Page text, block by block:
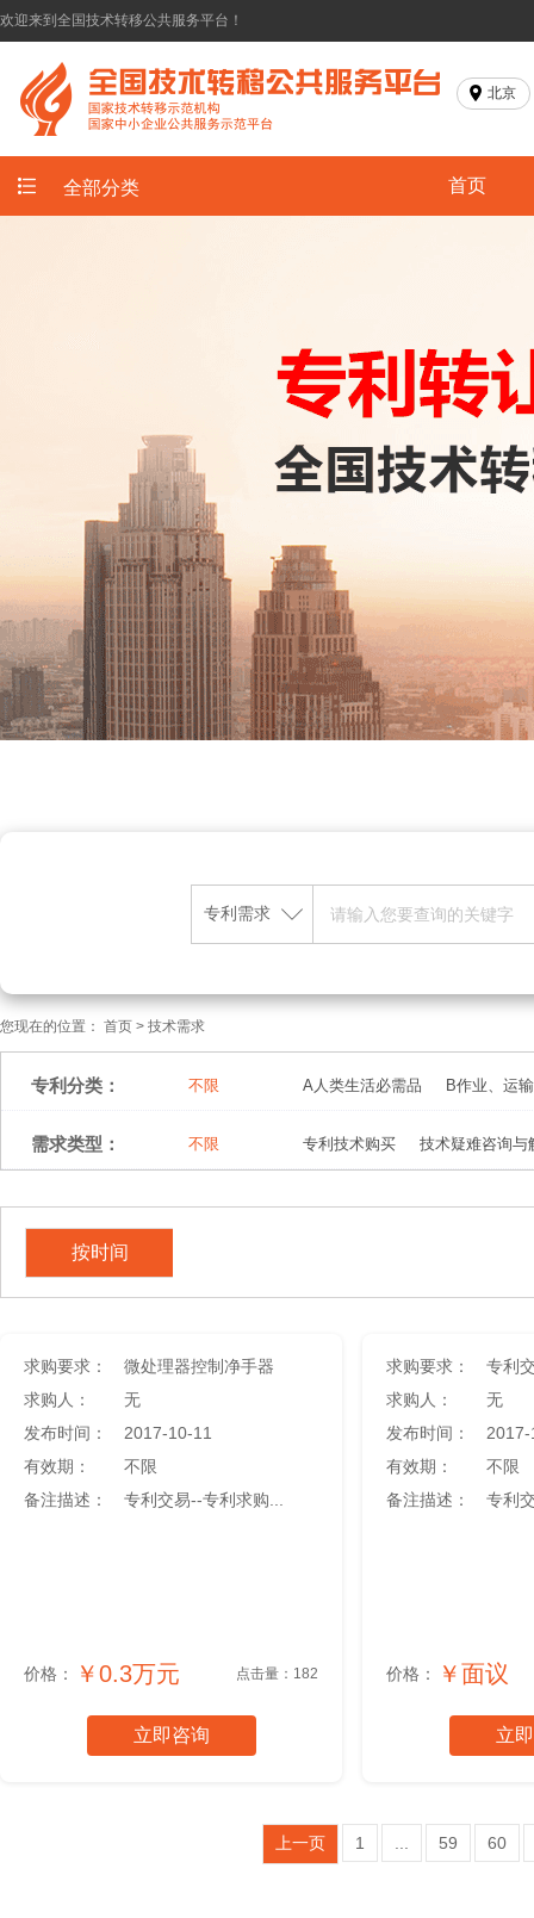
欢迎来到全国技术转移公共服务平台！
北京
全部分类 首页
专利需求
您现在的位置： 首页 > 技术需求
专利分类： 不限 A人类生活必需品 B作业、运输
需求类型： 不限 专利技术购买 技术疑难咨询与
按时间
求购要求：
微处理器控制净手器
求购人：
无
发布时间：
2017-10-11
有效期：
不限
备注描述：
专利交易--专利求购...
价格： ￥0.3万元 点击量：182
立即咨询
求购要求：
求购人：
无
发布时间：
有效期：
不限
备注描述：
专利
价格： ￥面议
立
上一页 1 59 60